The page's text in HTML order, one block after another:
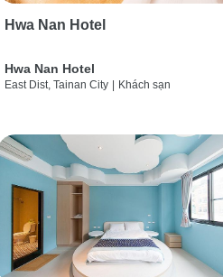
Hwa Nan Hotel
Hwa Nan Hotel
East Dist, Tainan City Khách sạn